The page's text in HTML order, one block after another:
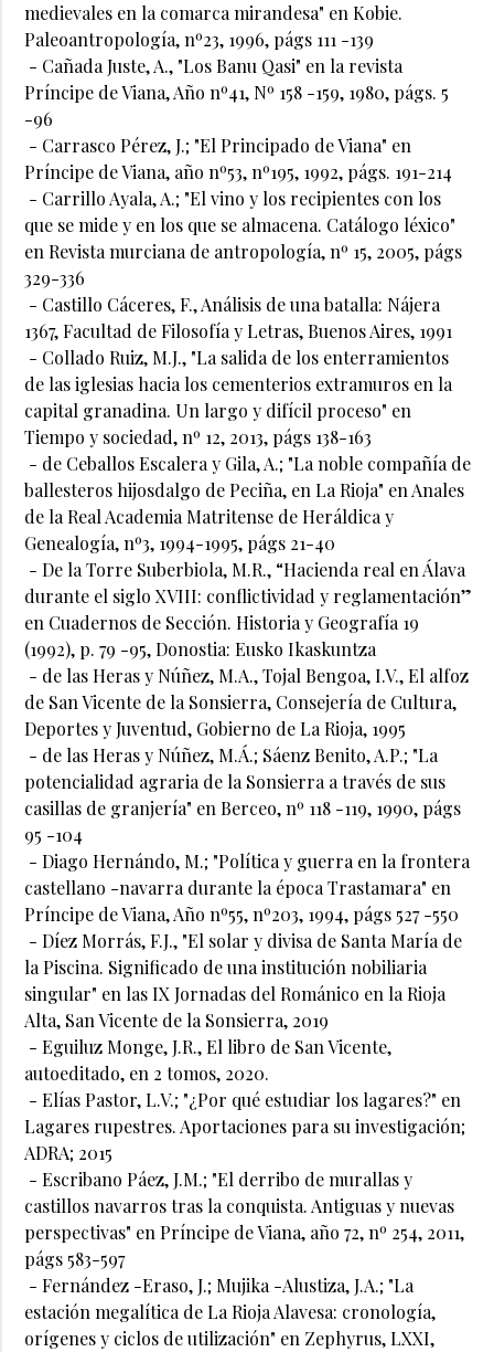
medievales en la comarca mirandesa" en Kobie.
Paleoantropología, nº23, 1996, págs 111 -139
- Cañada Juste, A., "Los Banu Qasi" en la revista
Príncipe de Viana, Año nº41, Nº 158 -159, 1980, págs. 5
-96
- Carrasco Pérez, J.; "El Principado de Viana" en
Príncipe de Viana, año nº53, nº195, 1992, págs. 191-214
- Carrillo Ayala, A.; "El vino y los recipientes con los
que se mide y en los que se almacena. Catálogo léxico"
en Revista murciana de antropología, nº 15, 2005, págs
329-336
- Castillo Cáceres, F., Análisis de una batalla: Nájera
1367, Facultad de Filosofía y Letras, Buenos Aires, 1991
- Collado Ruiz, M.J., "La salida de los enterramientos
de las iglesias hacia los cementerios extramuros en la
capital granadina. Un largo y difícil proceso" en
Tiempo y sociedad, nº 12, 2013, págs 138-163
- de Ceballos Escalera y Gila, A.; "La noble compañía de
ballesteros hijosdalgo de Peciña, en La Rioja" en Anales
de la Real Academia Matritense de Heráldica y
Genealogía, nº3, 1994-1995, págs 21-40
- De la Torre Suberbiola, M.R., “Hacienda real en Álava
durante el siglo XVIII: conflictividad y reglamentación”
en Cuadernos de Sección. Historia y Geografía 19
(1992), p. 79 -95, Donostia: Eusko Ikaskuntza
- de las Heras y Núñez, M.A., Tojal Bengoa, I.V., El alfoz
de San Vicente de la Sonsierra, Consejería de Cultura,
Deportes y Juventud, Gobierno de La Rioja, 1995
- de las Heras y Núñez, M.Á.; Sáenz Benito, A.P.; "La
potencialidad agraria de la Sonsierra a través de sus
casillas de granjería" en Berceo, nº 118 -119, 1990, págs
95 -104
- Diago Hernándo, M.; "Política y guerra en la frontera
castellano -navarra durante la época Trastamara" en
Príncipe de Viana, Año nº55, nº203, 1994, págs 527 -550
- Díez Morrás, F.J., "El solar y divisa de Santa María de
la Piscina. Significado de una institución nobiliaria
singular" en las IX Jornadas del Románico en la Rioja
Alta, San Vicente de la Sonsierra, 2019
- Eguiluz Monge, J.R., El libro de San Vicente,
autoeditado, en 2 tomos, 2020.
- Elías Pastor, L.V.; "¿Por qué estudiar los lagares?" en
Lagares rupestres. Aportaciones para su investigación;
ADRA; 2015
- Escribano Páez, J.M.; "El derribo de murallas y
castillos navarros tras la conquista. Antiguas y nuevas
perspectivas" en Príncipe de Viana, año 72, nº 254, 2011,
págs 583-597
- Fernández -Eraso, J.; Mujika -Alustiza, J.A.; "La
estación megalítica de La Rioja Alavesa: cronología,
orígenes y ciclos de utilización" en Zephyrus, LXXI,